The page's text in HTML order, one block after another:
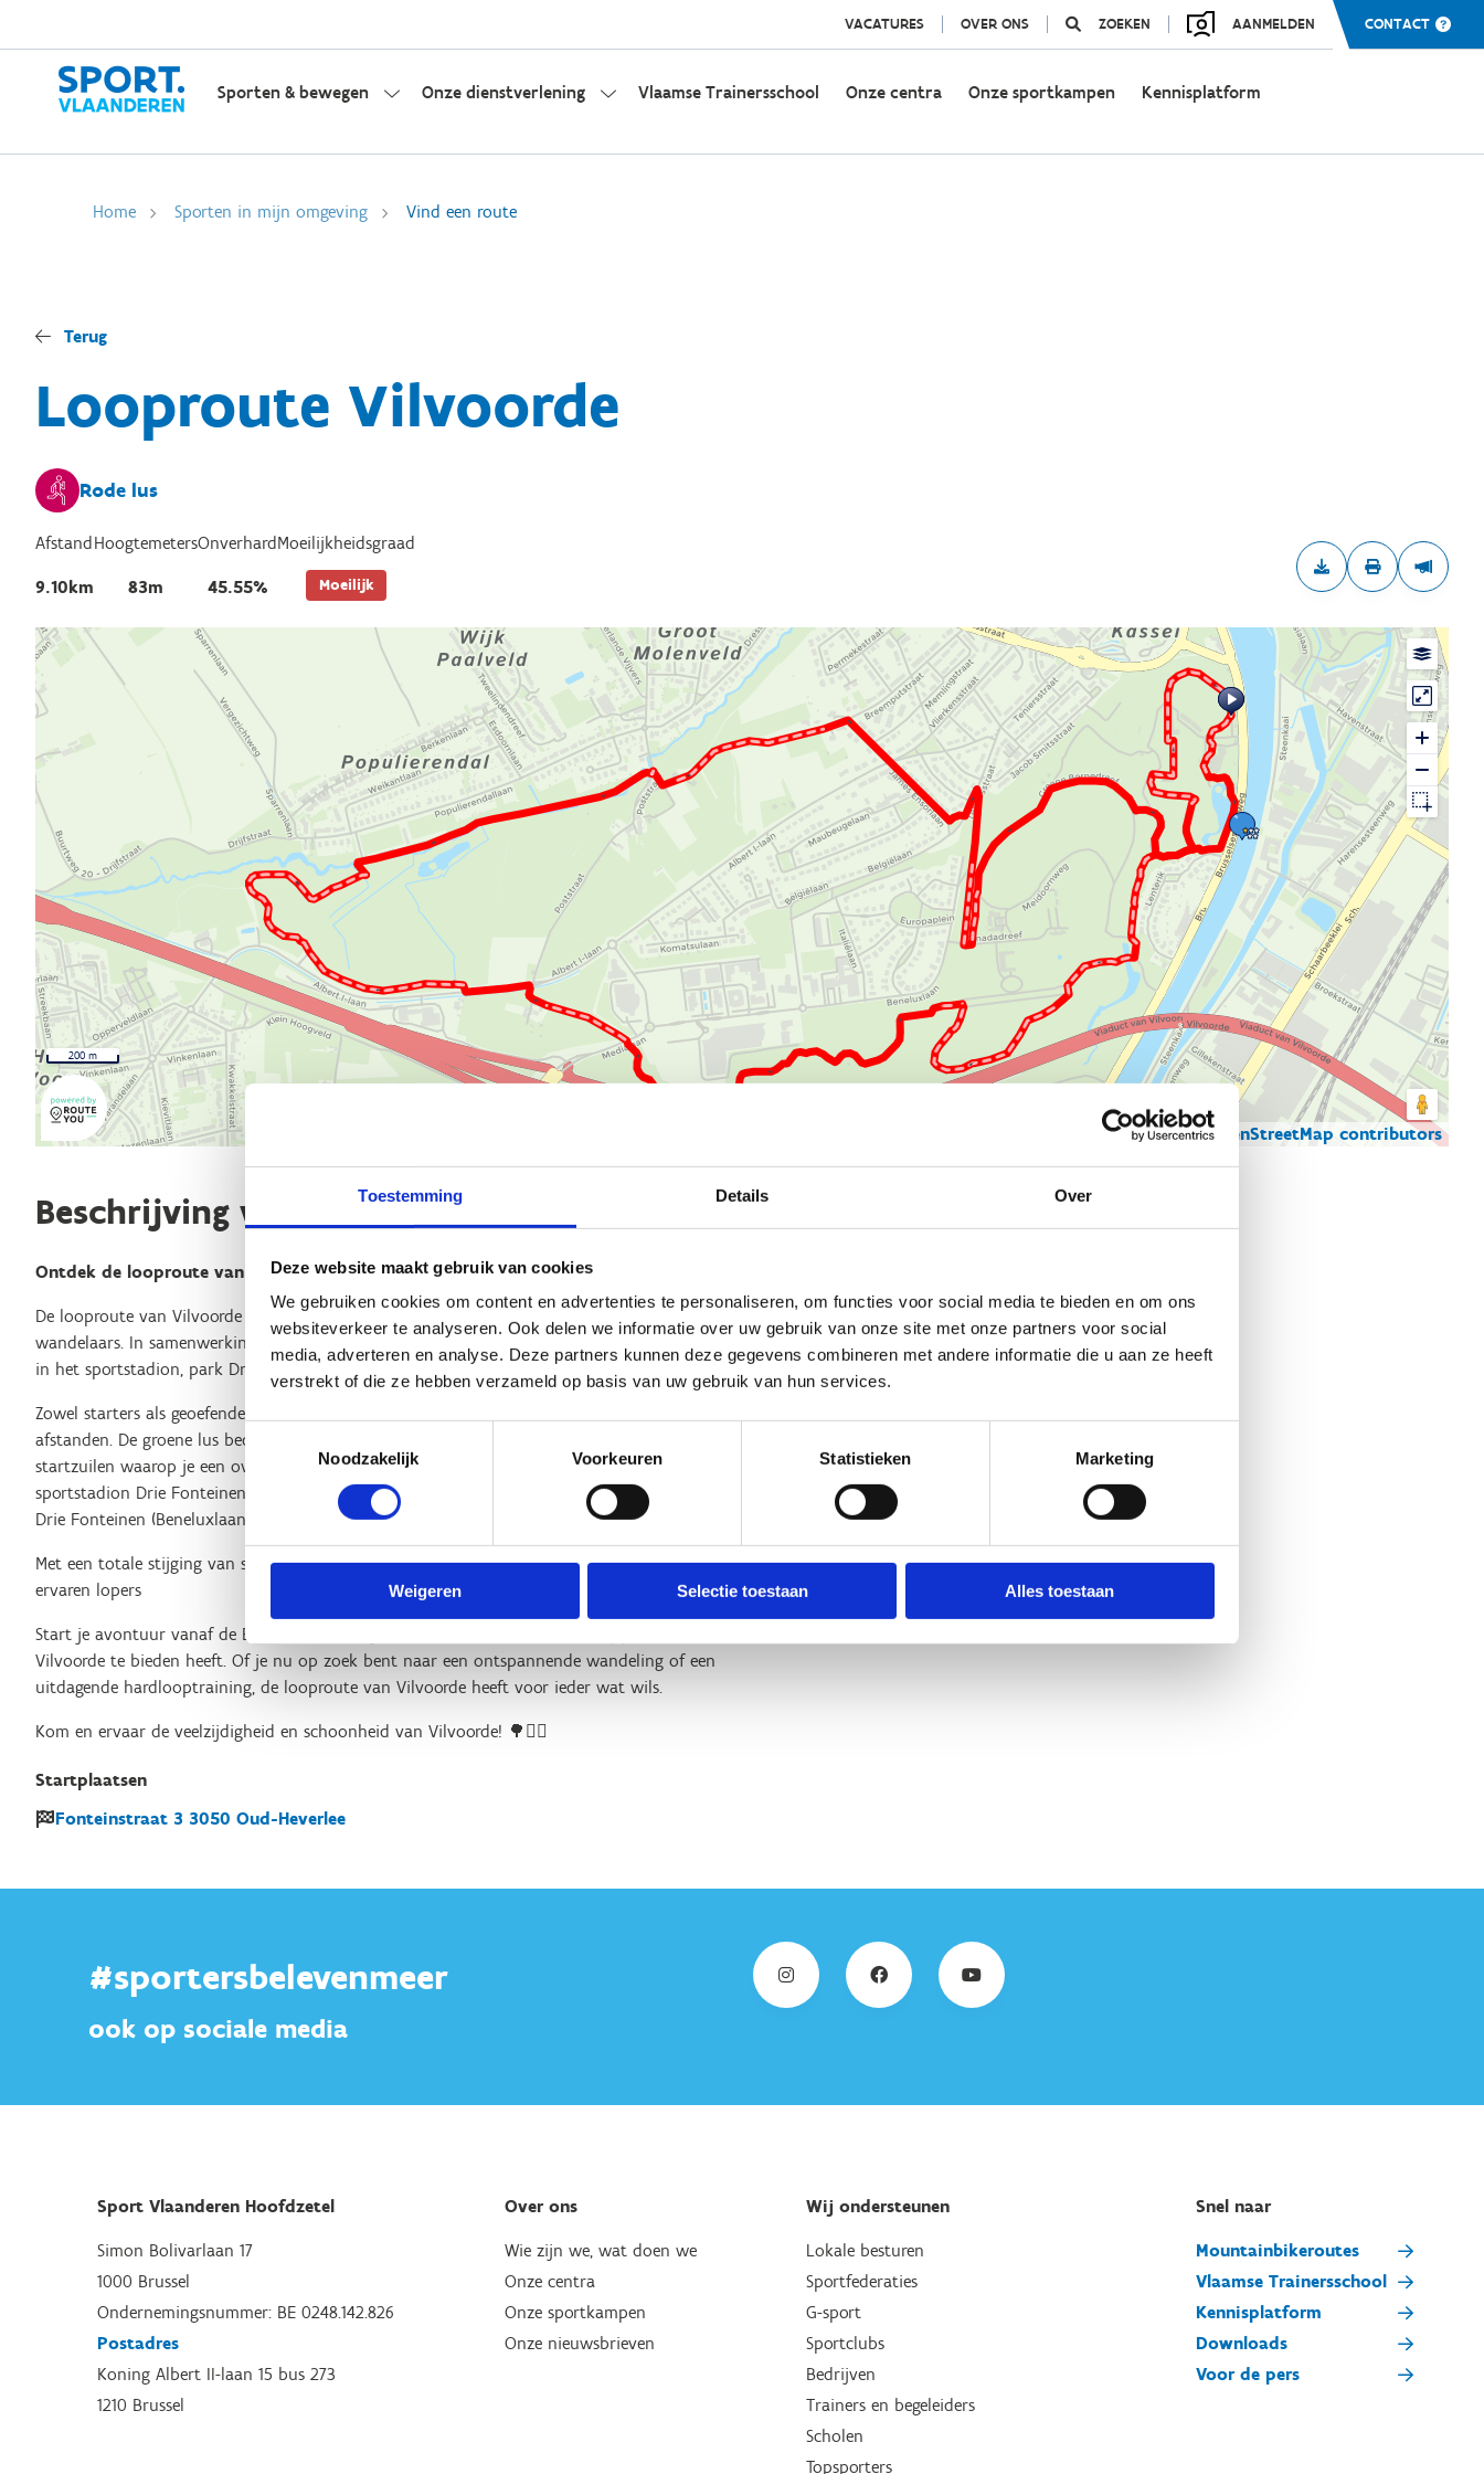
Toestemming Details Over
Deze website maakt gebruik van cookies
We gebruiken cookies om content en advertenties te personaliseren, om functies voor social media te bieden en om ons
websiteverkeer te analyseren. Ook delen we informatie over uw gebruik van onze site met onze partners voor social
media, adverteren en analyse. Deze partners kunnen deze gegevens combineren met andere informatie die u aan ze heeft
verstrekt of die ze hebben verzameld op basis van uw gebruik van hun services.
Noodzakelijk
Voorkeuren Statistieken Marketing
Weigeren Selectie toestaan Alles toestaan
VACATURES OVER ONS ZOEKEN AANMELDEN CONTACT
Sporten & bewegen Onze dienstverlening Vlaamse Trainersschool Onze centra Onze sportkampen Kennisplatform
Home Sporten in mijn omgeving Vind een route
Terug
Looproute Vilvoorde
Rode lus
Afstand
9.10km
Hoogtemeters
83m
Onverhard
45.55%
Moeilijkheidsgraad
Moeilijk
© Thunderforest© OpenStreetMap contributors
200 m
Beschrijving van de route
Ontdek de looproute van Vilvoorde!
De looproute van Vilvoorde biedt een prachtige en gevarieerde ervaring voor hardlopers en
wandelaars. In samenwerking met de Vilvoordse atletiekclubs werden drie routes uitgestippeld
in het sportstadion, park Drie Fonteinen en het Tangebeekbos.
Zowel starters als geoefende lopers kunnen op eigen niveau joggen over de verschillende
afstanden. De groene lus bedraagt 1,5 km, de blauwe 4 km en de rode 9,1 km. Er staan 3
startzuilen waarop je een overzicht van de verschillende routes terugvindt: één op het
sportstadion Drie Fonteinen (Brusselsesteenweg 73), één aan de hoofdingang van het park
Drie Fonteinen (Beneluxlaan) en één aan de hoofdingang van het Tangebeekbos (Albert I-laan)
Met een totale stijging van slechts51 meteris deze route geschikt voor zowel beginners als
ervaren lopers
Start je avontuur vanaf de Brusselsesteenweg en ontdek de diverse landschappen die
Vilvoorde te bieden heeft. Of je nu op zoek bent naar een ontspannende wandeling of een
uitdagende hardlooptraining, de looproute van Vilvoorde heeft voor ieder wat wils.
Kom en ervaar de veelzijdigheid en schoonheid van Vilvoorde! 🌳🏃‍♀️
Startplaatsen
Fonteinstraat 3 3050 Oud-Heverlee
#sportersbelevenmeer
ook op sociale media
Sport Vlaanderen Hoofdzetel
Simon Bolivarlaan 17
1000 Brussel
Ondernemingsnummer: BE 0248.142.826
Postadres
Koning Albert II-laan 15 bus 273
1210 Brussel
Over ons
Wie zijn we, wat doen we
Onze centra
Onze sportkampen
Onze nieuwsbrieven
Wij ondersteunen
Lokale besturen
Sportfederaties
G-sport
Sportclubs
Bedrijven
Trainers en begeleiders
Scholen
Topsporters
Snel naar
Mountainbikeroutes
Vlaamse Trainersschool
Kennisplatform
Downloads
Voor de pers